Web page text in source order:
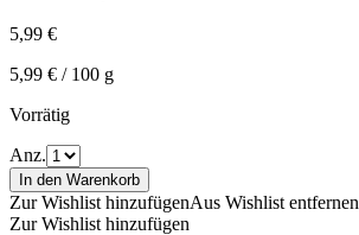
5,99 €
5,99 € / 100 g
Vorrätig
Anz.
In den Warenkorb
Zur Wishlist hinzufügenAus Wishlist entfernen
Zur Wishlist hinzufügen